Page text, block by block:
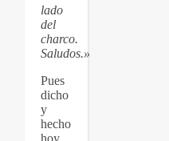
lado
del
charco.
Saludos.»
Pues
dicho
y
hecho
hoy